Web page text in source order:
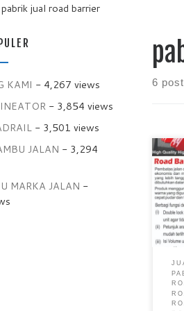
pabrik jual road barrier
6
KAMI - 4,267 views
- 3,854 views
- 3,501 views
JALAN - 3,294
MARKA JALAN -